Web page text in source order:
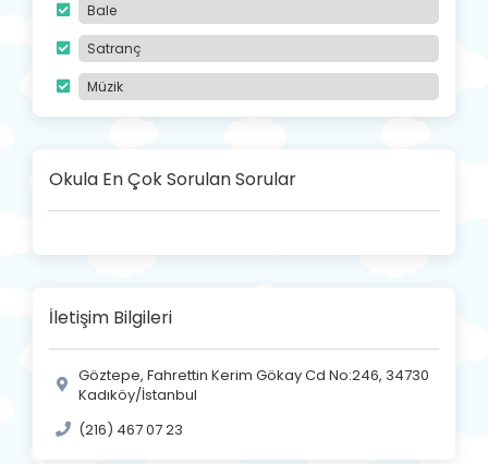
Bale
Satranç
Müzik
Okula En Çok Sorulan Sorular
İletişim Bilgileri
Göztepe, Fahrettin Kerim Gökay Cd No:246, 34730
Kadıköy/İstanbul
(216) 467 07 23